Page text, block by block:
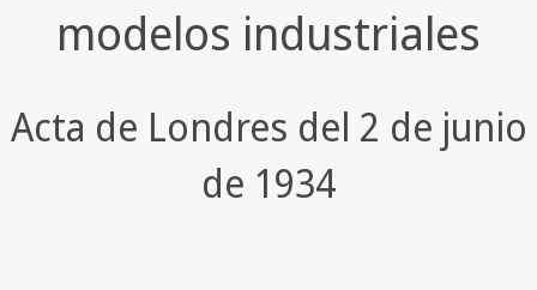
modelos industriales
Acta de Londres del 2 de junio
de 1934